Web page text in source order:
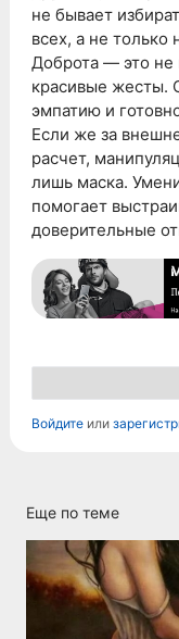
не бывает
всех, а не только
Доброта — это не
красивые жесты.
эмпатию и
Если же за
расчет,
лишь маска.
помогает
доверительные
Войдите или
Еще по теме